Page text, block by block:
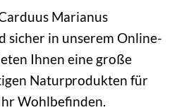
Marianus
sicher in unserem Online-
Ihnen eine große
Naturprodukten für
Wohlbefinden.